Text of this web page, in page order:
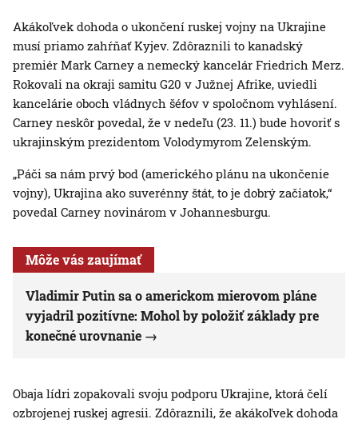
Akákoľvek dohoda o ukončení ruskej vojny na Ukrajine
musí priamo zahŕňať Kyjev. Zdôraznili to kanadský
premiér Mark Carney a nemecký kancelár Friedrich Merz.
Rokovali na okraji samitu G20 v Južnej Afrike, uviedli
kancelárie oboch vládnych šéfov v spoločnom vyhlásení.
Carney neskôr povedal, že v nedeľu (23. 11.) bude hovoriť s
ukrajinským prezidentom Volodymyrom Zelenským.
„Páči sa nám prvý bod (amerického plánu na ukončenie
vojny), Ukrajina ako suverénny štát, to je dobrý začiatok,“
povedal Carney novinárom v Johannesburgu.
Môže vás zaujímať
Vladimir Putin sa o americkom mierovom pláne
vyjadril pozitívne: Mohol by položiť základy pre
konečné urovnanie
Obaja lídri zopakovali svoju podporu Ukrajine, ktorá čelí
ozbrojenej ruskej agresii. Zdôraznili, že akákoľvek dohoda